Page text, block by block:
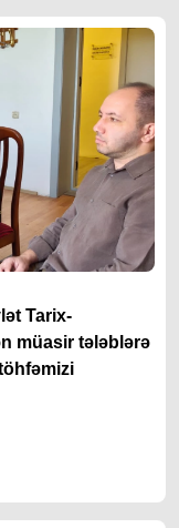
Tarix-
müasir tələblərə